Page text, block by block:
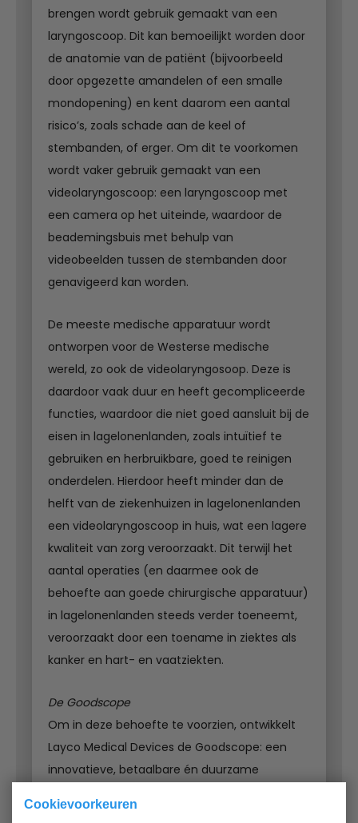
Cookievoorkeuren
brengen wordt gebruik gemaakt van een
laryngoscoop. Dit kan bemoeilijkt worden door
de anatomie van de patiënt (bijvoorbeeld
door opgezette amandelen of een smalle
mondopening) en kent daarom een aantal
risico’s, zoals schade aan de keel of
stembanden, of erger. Om dit te voorkomen
wordt vaker gebruik gemaakt van een
videolaryngoscoop: een laryngoscoop met
een camera op het uiteinde, waardoor de
beademingsbuis met behulp van
videobeelden tussen de stembanden door
genavigeerd kan worden.
De meeste medische apparatuur wordt
ontworpen voor de Westerse medische
wereld, zo ook de videolaryngosoop. Deze is
daardoor vaak duur en heeft gecompliceerde
functies, waardoor die niet goed aansluit bij de
eisen in lagelonenlanden, zoals intuïtief te
gebruiken en herbruikbare, goed te reinigen
onderdelen. Hierdoor heeft minder dan de
helft van de ziekenhuizen in lagelonenlanden
een videolaryngoscoop in huis, wat een lagere
kwaliteit van zorg veroorzaakt. Dit terwijl het
aantal operaties (en daarmee ook de
behoefte aan goede chirurgische apparatuur)
in lagelonenlanden steeds verder toeneemt,
veroorzaakt door een toename in ziektes als
kanker en hart- en vaatziekten.
De Goodscope
Om in deze behoefte te voorzien, ontwikkelt
Layco Medical Devices de Goodscope: een
innovatieve, betaalbare én duurzame
lagelonenlanden in Afrika. Zo is de Goodscope